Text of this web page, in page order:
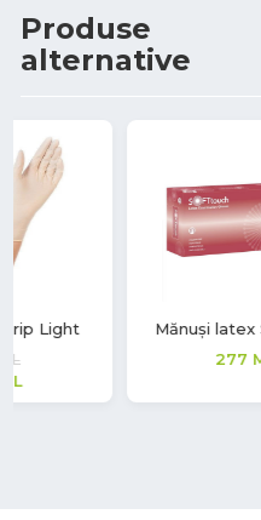
Produse
alternative
Mănuși latex Soft Touch